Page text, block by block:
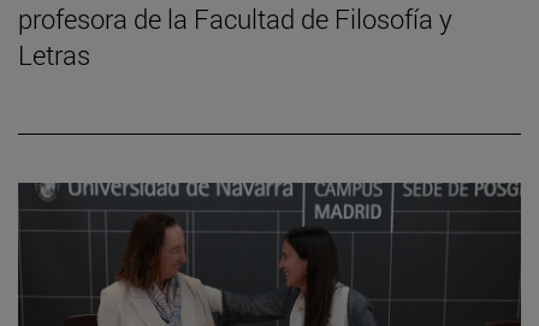
profesora de la Facultad de Filosofía y
Letras